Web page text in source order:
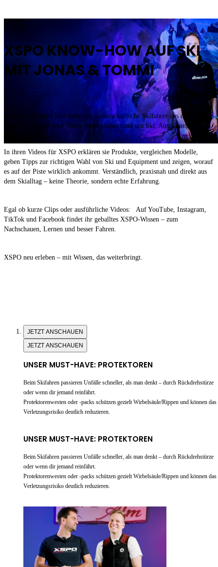
XSPO KNOW-HOW AUF SKI
MIT JONAS & TOMMI
Jonas und Tommi sind nicht nur leidenschaftliche Skifahrer aus dem Raum
Passau – sie sind eure Video-Wissensbasis rund um Ski, Ausrüstung und
In ihren Videos für XSPO erklären sie Produkte, vergleichen Modelle,
geben Tipps zur richtigen Wahl von Ski und Equipment und zeigen, worauf
es auf der Piste wirklich ankommt. Verständlich, praxisnah und direkt aus
dem Skialltag – keine Theorie, sondern echte Erfahrung.
Egal ob kurze Clips oder ausführliche Videos: Auf YouTube, Instagram,
TikTok und Facebook findet ihr geballtes XSPO-Wissen – zum
Nachschauen, Lernen und besser Fahren.
XSPO neu erleben – mit Wissen, das weiterbringt.
JETZT ANSCHAUEN
JETZT ANSCHAUEN
UNSER MUST-HAVE: PROTEKTOREN
Beim Skifahren passieren Unfälle schneller, als man denkt – durch Rückdrehstürze
oder wenn dir jemand reinfährt.
Protektorenwesten oder -packs schützen gezielt Wirbelsäule/Rippen und können das
Verletzungsrisiko deutlich reduzieren.
UNSER MUST-HAVE: PROTEKTOREN
Beim Skifahren passieren Unfälle schneller, als man denkt – durch Rückdrehstürze
oder wenn dir jemand reinfährt.
Protektorenwesten oder -packs schützen gezielt Wirbelsäule/Rippen und können das
Verletzungsrisiko deutlich reduzieren.